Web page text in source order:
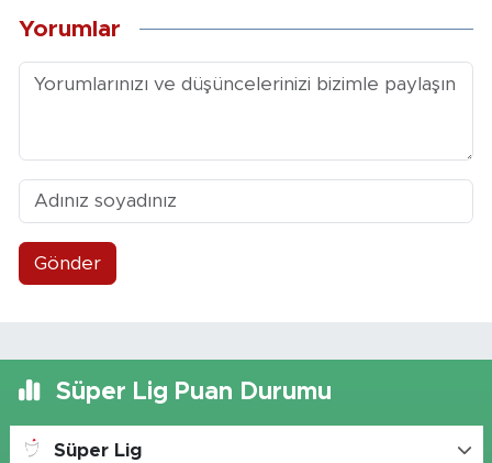
Yorumlar
Gönder
Süper Lig Puan Durumu
Süper Lig